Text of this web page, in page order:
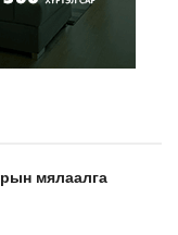
мялаалга